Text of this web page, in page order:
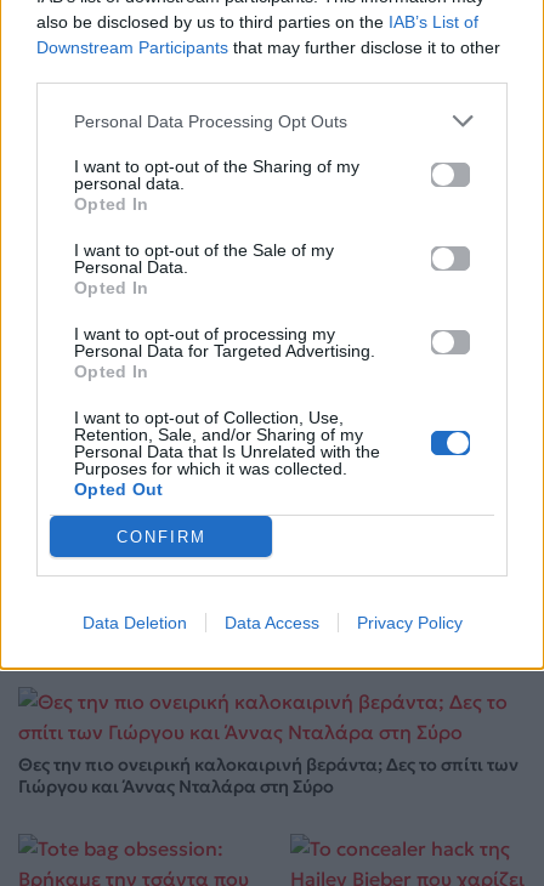
also be disclosed by us to third parties on the IAB’s List of
Downstream Participants that may further disclose it to other
Personal Data Processing Opt Outs
I want to opt-out of the Sharing of my
personal data.
Opted In
I want to opt-out of the Sale of my
Personal Data.
Opted In
I want to opt-out of processing my
Personal Data for Targeted Advertising.
Opted In
I want to opt-out of Collection, Use,
Retention, Sale, and/or Sharing of my
Personal Data that Is Unrelated with the
Purposes for which it was collected.
Opted Out
CONFIRM
Data Deletion Data Access Privacy Policy
20.05.2026 12.05.2026
Life
Η αποκάλυψη του αιώνα στην Αμφίπολη: Ολόκληρος
ο Τύμβος Καστά «ζωντανεύει» ξανά
Θες την πιο ονειρική καλοκαιρινή βεράντα; Δες το σπίτι των
Γιώργου και Άννας Νταλάρα στη Σύρο